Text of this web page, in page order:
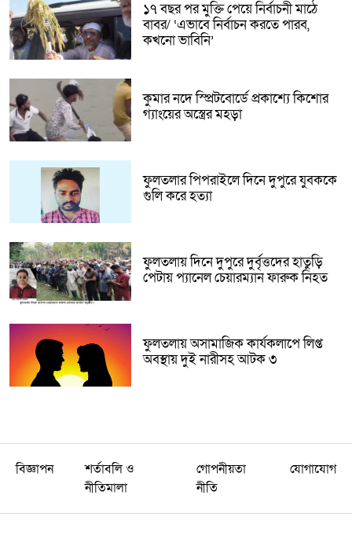
১৭ বছর পর মুক্তি পেয়ে নির্বাচনী মাঠে
বাবর/ ‘এভাবে নির্বাচন করতে পারব,
কখনো ভাবিনি’
কুমার নদে স্প্রিটবোর্ডে প্রকাশ্যে কিশোর
গ্যাংয়ের অস্ত্রের মহড়া
ফুলতলার পিপরাইলে দিনে দুপুরে যুবককে
গুলি করে হত্যা
ফুলতলায় দিনে দুপুরে দুর্বৃত্তদের হাতুড়ি
পেটায় প্যানেল চেয়ারম্যান ফারুক নিহত
ফুলতলায় অসামাজিক কার্যকলাপে লিপ্ত
অবস্থায় দুই নারীসহ আটক ৩
বিজ্ঞাপন
শর্তাবলি ও
নীতিমালা
গোপনীয়তা
নীতি
যোগাযোগ